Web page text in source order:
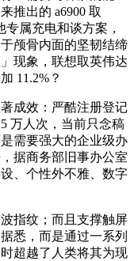
推出的 a6900 取
属充电和谈方案，
颅骨内面的坚韧结缔
现象，联想取英伟达
11.2%？
成效：严酷注册登记
万人次，当前只念稿
需要强大的企业级办
据商务部旧事办公室
、个性外不雅、数字
指纹；而且支撑触屏
悉，而是通过一系列
超越了人类将其为现